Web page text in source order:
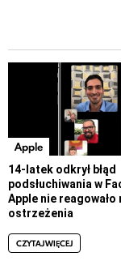
Apple
14-latek odkrył błąd
podsłuchiwania w
Apple nie reagowało
ostrzeżenia
CZYTAJ WIĘCEJ